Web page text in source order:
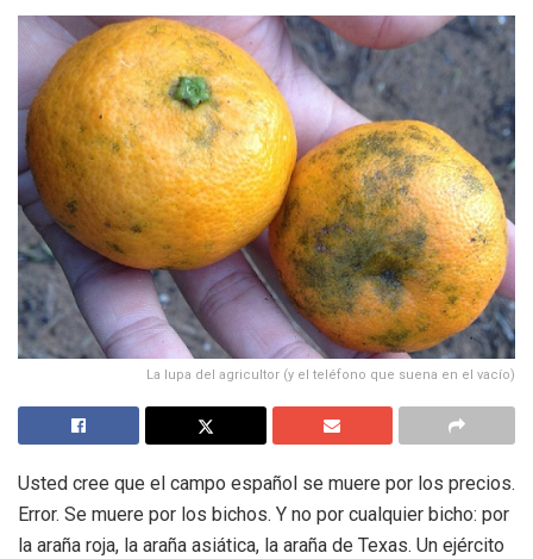
La lupa del agricultor (y el teléfono que suena en el vacío)
Usted cree que el campo español se muere por los precios.
Error. Se muere por los bichos. Y no por cualquier bicho: por
la araña roja, la araña asiática, la araña de Texas. Un ejército